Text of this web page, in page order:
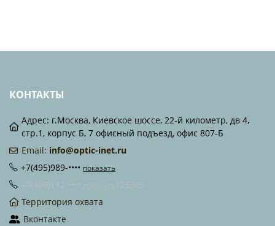
КОНТАКТЫ
Адрес: г.Москва, Киевское шоссе, 22-й километр, дв 4,
стр.1, корпус Б, 7 офисный подъезд, офис 807-Б
Email: info@optic-inet.ru
+7(495)989-•••• показать
+7(499)112-•••• показать 125305
Территория охвата
Вконтакте